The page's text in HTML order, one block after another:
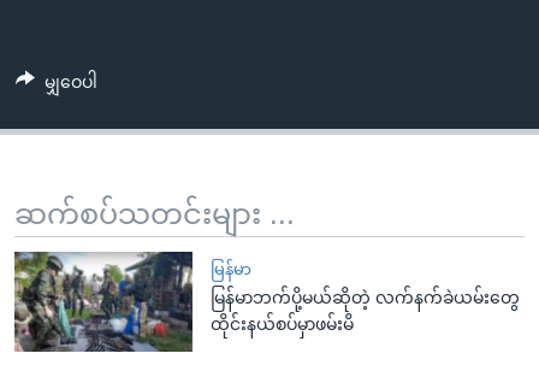
မျှဝေပါ
ဆက်စပ်သတင်းများ ...
မြန်မာ
မြန်မာဘက်ပို့မယ်ဆိုတဲ့ လက်နက်ခဲယမ်းတွေ
ထိုင်းနယ်စပ်မှာဖမ်းမိ